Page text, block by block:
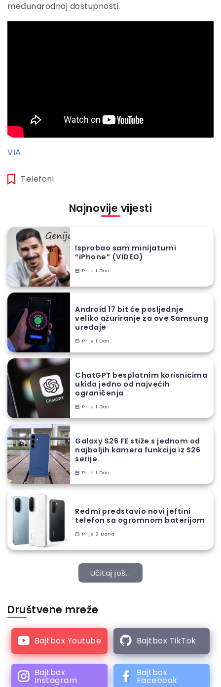
međunarodnoj dostupnosti.
VIA
Telefoni
Najnovije vijesti
Isprobao sam minijaturni
“iPhone” (VIDEO)
Prije 1 Dan
Android 17 bit će posljednje
veliko ažuriranje za ove Samsung
uređaje
Prije 1 Dan
ChatGPT besplatnim korisnicima
ukida jedno od najvećih
ograničenja
Prije 1 Dan
Galaxy S26 FE stiže s jednom od
najboljih kamera funkcija iz S26
serije
Prije 1 Dan
Redmi predstavio novi jeftini
telefon sa ogromnom baterijom
Prije 2 Dana
Učitaj još...
Društvene mreže
Bajtbox Youtube Bajtbox TikTok
Bajtbox
Instagram
Bajtbox
Facebook